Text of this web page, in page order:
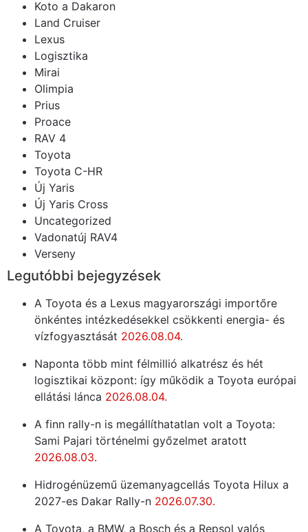
Koto a Dakaron
Land Cruiser
Lexus
Logisztika
Mirai
Olimpia
Prius
Proace
RAV 4
Toyota
Toyota C-HR
Új Yaris
Új Yaris Cross
Uncategorized
Vadonatúj RAV4
Verseny
Legutóbbi bejegyzések
A Toyota és a Lexus magyarországi importőre
önkéntes intézkedésekkel csökkenti energia- és
vízfogyasztását 2026.08.04.
Naponta több mint félmillió alkatrész és hét
logisztikai központ: így működik a Toyota európai
ellátási lánca 2026.08.04.
A finn rally-n is megállíthatatlan volt a Toyota:
Sami Pajari történelmi győzelmet aratott
2026.08.03.
Hidrogénüzemű üzemanyagcellás Toyota Hilux a
2027-es Dakar Rally-n 2026.07.30.
A Toyota, a BMW, a Bosch és a Repsol valós